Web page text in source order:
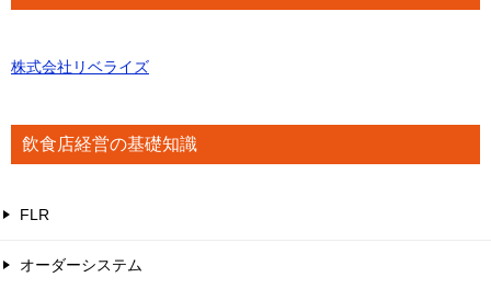
株式会社リベライズ
飲食店経営の基礎知識
FLR
オーダーシステム